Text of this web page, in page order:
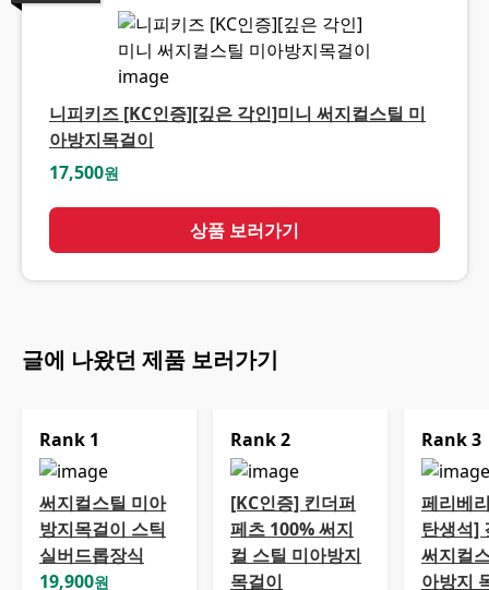
니피키즈 [KC인증][깊은 각인]미니 써지컬스틸 미
아방지목걸이
17,500원
상품 보러가기
글에 나왔던 제품 보러가기
Rank 1
써지컬스틸 미아
방지목걸이 스틱
실버드롭장식
19,900원
Rank2
[KC인증] 킨더퍼
페츠 100% 써지
컬 스틸 미아방지
목걸이
Rank3
페리베
탄생석]
써지컬
아방지